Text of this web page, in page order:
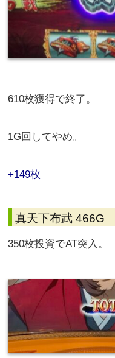
稼動内容
500枚投資でBT突入。
610枚獲得で終了。